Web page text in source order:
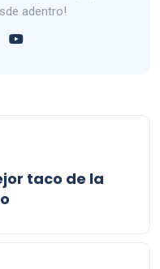
adentro!
taco de la